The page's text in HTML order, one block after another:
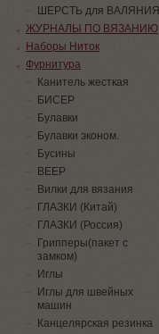
ШЕРСТЬ для ВАЛЯНИЯ
ЖУРНАЛЫ ПО ВЯЗАНИЮ
Наборы Ниток
Фурнитура
Канитель жесткая
БИСЕР
Булавки
Булавки эконом.
Бусины
ВЕЕР
Вилки для вязания
ГЛАЗКИ (Китай)
ГЛАЗКИ (Россия)
Грипперы(пакет с
замком)
Иглы
Иглы для швейных
машин
Канцелярская резинка